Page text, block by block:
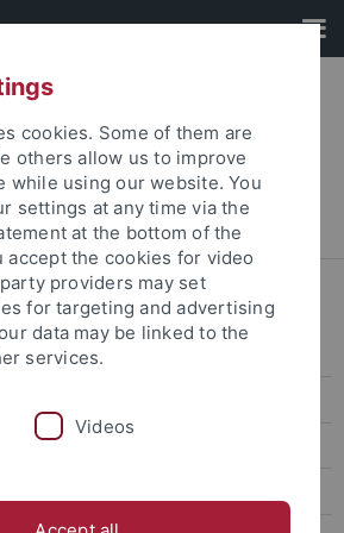
Institut
... Prof. Dr. Andrea Worm
cookies. Some of them are
others allow us to improve
while using our website. You
settings at any time via the
at the bottom of the
accept the cookies for video
providers may set
for targeting and advertising
data may be linked to the
services.
Videos